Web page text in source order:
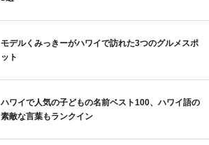
モデルくみっきーがハワイで訪れた3つのグルメスポ
ット
ハワイで人気の子どもの名前ベスト100、ハワイ語の
素敵な言葉もランクイン